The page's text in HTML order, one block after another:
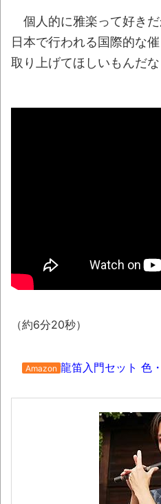
残念すぎた
NEW!
【悲報】ショート
「寝た方がいい」な
翻訳によると「怒
上波初放送決定とか
デザインが悪夢すぎる
霊師』人妻霊の服が消
アプデ済み。ほか、8
まっぷたつに…日
ムソフトCDの劣化に
別にどこの誰が一
うでもいいじゃない
個人的に雅楽って好きだ
日本で行われる国際的な
取り上げてほしいもんだな
（約6分20秒）
Amazon 龍笛入門セット 色